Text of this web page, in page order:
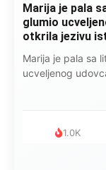
Marija je pala
glumio
otkrila jezivu
Marija je pala sa
ucveljenog
1.0K